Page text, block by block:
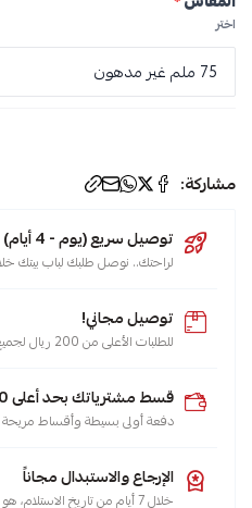
اختر
الوسوم:
حماية
المياه
تسرب
التفتيش
مشاركة:
توصيل سريع (يوم - 4 أيام)
لراحتك.. نوصل طلبك لباب بيتك خلال 1 إلى 4
توصيل مجاني!
للطلبات الأعلى من 200 ريال لجميع مناطق المملكة
قسط مشترياتك بحد أعلى 7000 ﷼
دفعة أولى بسيطة وأقساط مريحة
الإرجاع والاستبدال مجاناً
خلال 7 أيام من تاريخ الاستلام، هو حقك تضمنه، حسب سياسة الاسترجاع